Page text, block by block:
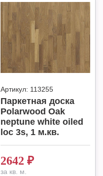
Артикул: 113255
Паркетная доска
Polarwood Oak
neptune white oiled
loc 3s, 1 м.кв.
2642 ₽
за кв. м.